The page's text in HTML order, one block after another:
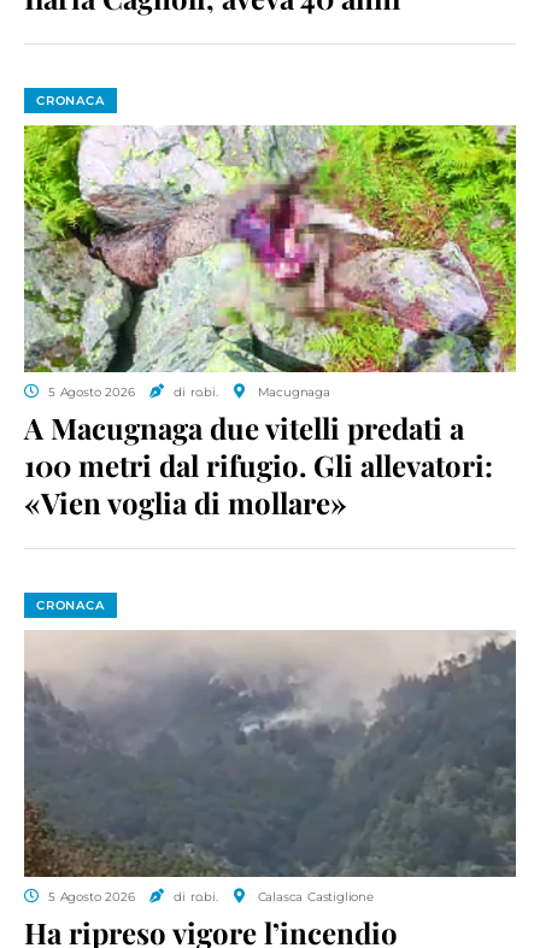
CRONACA
5 Agosto 2026 di ro.bi. Macugnaga
A Macugnaga due vitelli predati a
100 metri dal rifugio. Gli allevatori:
«Vien voglia di mollare»
CRONACA
5 Agosto 2026 di ro.bi. Calasca Castiglione
Ha ripreso vigore l’incendio